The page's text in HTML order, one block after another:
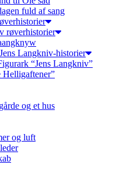
fuld af sang
røverhistorier
Langkniv-historier
“Jens Langkniv”
Helligaftener”
og et hus
og luft